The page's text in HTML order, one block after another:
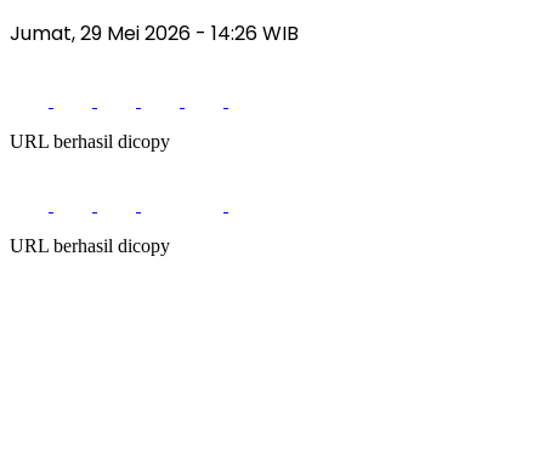
Jumat, 29 Mei 2026 - 14:26 WIB
URL berhasil dicopy
URL berhasil dicopy